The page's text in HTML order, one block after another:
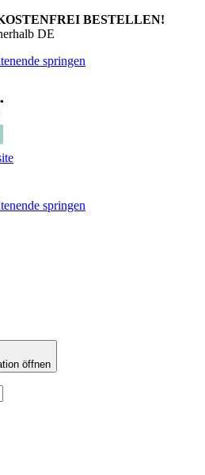
BESTELLEN!
DE
springen
springen
öffnen